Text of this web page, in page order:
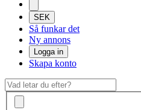
SEK
Så funkar det
Ny annons
Logga in
Skapa konto